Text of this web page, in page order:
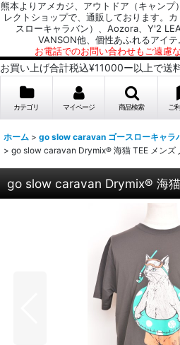
熊本よりアメカジ、アウトドア（キャンプ
レクトショップで、通販しております。
スローキャラバン）、Aozora、Y'2
VANSON他、個性あふれるアイテ
お電話でのお問い合わせもご遠
お買い上げ合計税込¥11000ー以上で送
カテゴリ マイページ 商品検索 ご
ホーム > go slow caravan ゴースローキャラ
> go slow caravan Drymix® 海猫 TEE メンズ
go slow caravan Drymix® 海猫